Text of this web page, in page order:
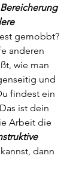
Bereicherung
gemobbt?
anderen
wie man
und
findest ein
ist dein
Arbeit die
dann